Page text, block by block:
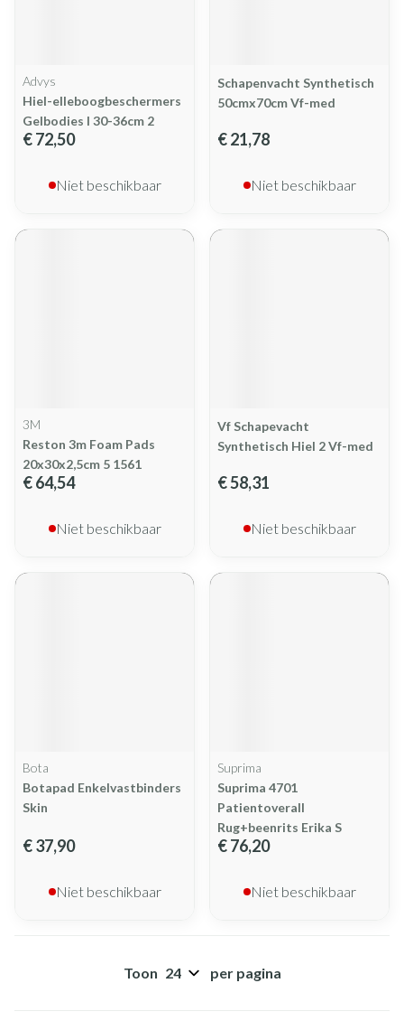
Advys
Hiel-elleboogbeschermers
Gelbodies l 30-36cm 2
€ 72,50
Niet beschikbaar
Schapenvacht Synthetisch
50cmx70cm Vf-med
€ 21,78
Niet beschikbaar
3M
Reston 3m Foam Pads
20x30x2,5cm 5 1561
€ 64,54
Niet beschikbaar
Vf Schapevacht
Synthetisch Hiel 2 Vf-med
€ 58,31
Niet beschikbaar
Bota
Botapad Enkelvastbinders
Skin
€ 37,90
Niet beschikbaar
Suprima
Suprima 4701
Patientoverall
Rug+beenrits Erika S
€ 76,20
Niet beschikbaar
Toon per pagina